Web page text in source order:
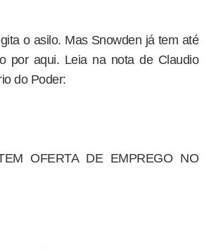
o asilo. Mas Snowden já tem até
por aqui. Leia na nota de Claudio
do Poder:
OFERTA DE EMPREGO NO